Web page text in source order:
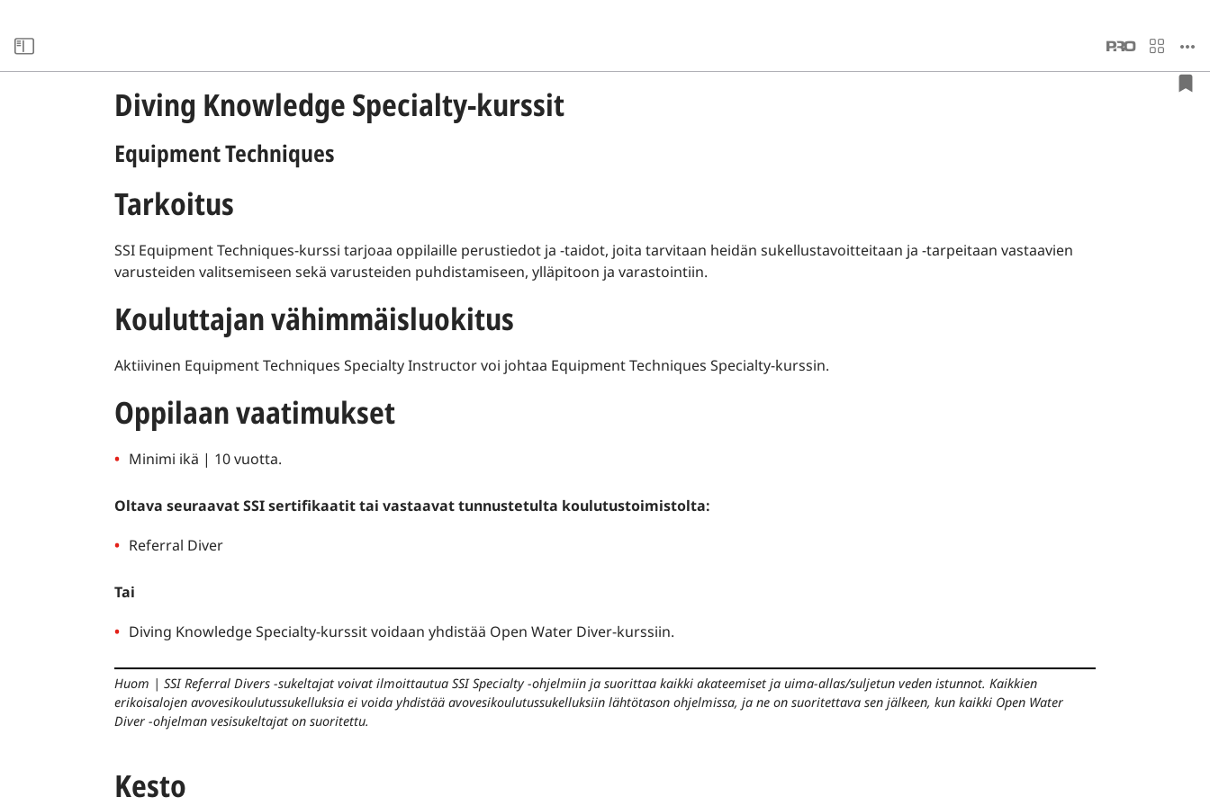
Diving Knowledge Specialty-kurssit
Equipment Techniques
Tarkoitus
SSI Equipment Techniques-kurssi tarjoaa oppilaille perustiedot ja -taidot, joita tarvitaan heidän sukellustavoitteitaan ja -tarpeitaan vastaavien
varusteiden valitsemiseen sekä varusteiden puhdistamiseen, ylläpitoon ja varastointiin.
Kouluttajan vähimmäisluokitus
Aktiivinen Equipment Techniques Specialty Instructor voi johtaa Equipment Techniques Specialty-kurssin.
Oppilaan vaatimukset
Minimi ikä | 10 vuotta.
Oltava seuraavat SSI sertifikaatit tai vastaavat tunnustetulta koulutustoimistolta:
Referral Diver
Tai
Diving Knowledge Specialty-kurssit voidaan yhdistää Open Water Diver-kurssiin.
Huom | SSI Referral Divers -sukeltajat voivat ilmoittautua SSI Specialty -ohjelmiin ja suorittaa kaikki akateemiset ja uima-allas/suljetun veden istunnot. Kaikkien
erikoisalojen avovesikoulutussukelluksia ei voida yhdistää avovesikoulutussukelluksiin lähtötason ohjelmissa, ja ne on suoritettava sen jälkeen, kun kaikki Open Water
Diver -ohjelman vesisukeltajat on suoritettu.
Kesto